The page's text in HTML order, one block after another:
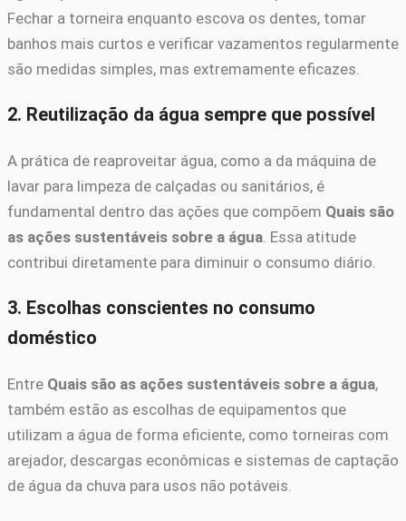
Fechar a torneira enquanto escova os dentes, tomar
banhos mais curtos e verificar vazamentos regularmente
são medidas simples, mas extremamente eficazes.
2. Reutilização da água sempre que possível
A prática de reaproveitar água, como a da máquina de
lavar para limpeza de calçadas ou sanitários, é
fundamental dentro das ações que compõem Quais são
as ações sustentáveis sobre a água. Essa atitude
contribui diretamente para diminuir o consumo diário.
3. Escolhas conscientes no consumo
doméstico
Entre Quais são as ações sustentáveis sobre a água,
também estão as escolhas de equipamentos que
utilizam a água de forma eficiente, como torneiras com
arejador, descargas econômicas e sistemas de captação
de água da chuva para usos não potáveis.